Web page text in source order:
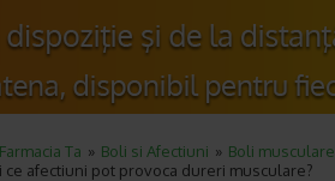
Ta Boli si Afectiuni
Boli musculare
afectiuni pot provoca dureri musculare?